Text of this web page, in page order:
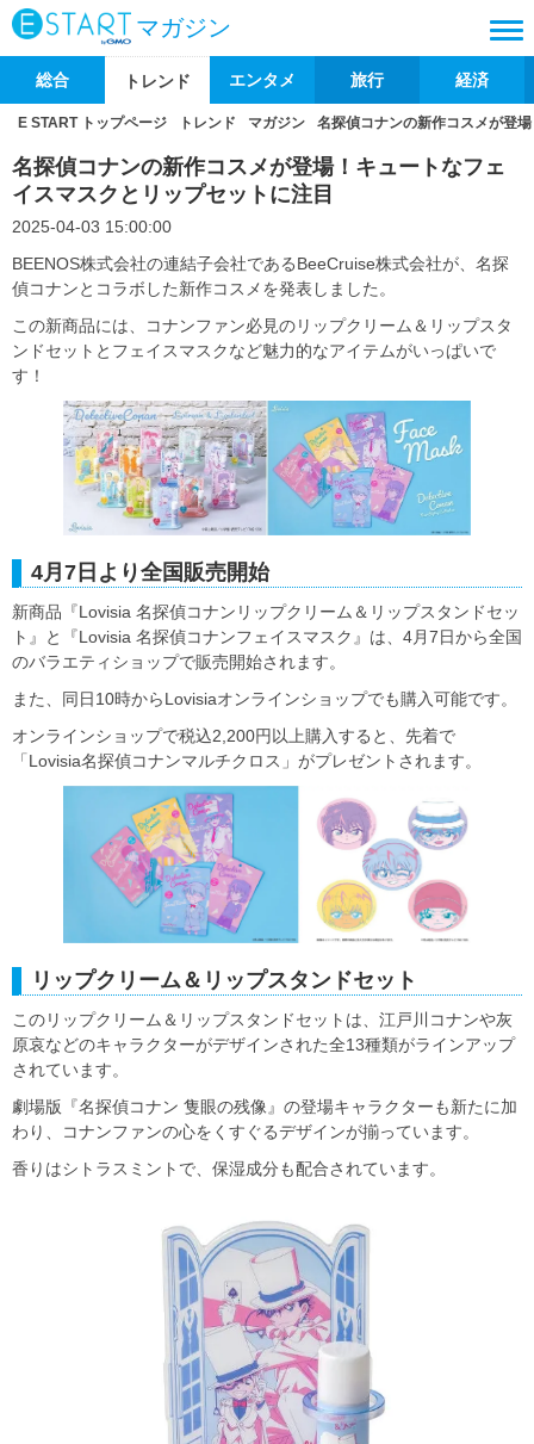
マガジン
総合 トレンド エンタメ 旅行 経済
E START トップページ トレンド マガジン 名探偵コナンの新作コスメが登
名探偵コナンの新作コスメが登場！キュートなフェ
イスマスクとリップセットに注目
2025-04-03 15:00:00
BEENOS株式会社の連結子会社であるBeeCruise株式会社が、名探
偵コナンとコラボした新作コスメを発表しました。
この新商品には、コナンファン必見のリップクリーム＆リップスタ
ンドセットとフェイスマスクなど魅力的なアイテムがいっぱいで
す！
4月7日より全国販売開始
新商品『Lovisia 名探偵コナンリップクリーム＆リップスタンドセッ
ト』と『Lovisia 名探偵コナンフェイスマスク』は、4月7日から全国
のバラエティショップで販売開始されます。
また、同日10時からLovisiaオンラインショップでも購入可能です。
オンラインショップで税込2,200円以上購入すると、先着で
「Lovisia名探偵コナンマルチクロス」がプレゼントされます。
リップクリーム＆リップスタンドセット
このリップクリーム＆リップスタンドセットは、江戸川コナンや灰
原哀などのキャラクターがデザインされた全13種類がラインアップ
されています。
劇場版『名探偵コナン 隻眼の残像』の登場キャラクターも新たに加
わり、コナンファンの心をくすぐるデザインが揃っています。
香りはシトラスミントで、保湿成分も配合されています。